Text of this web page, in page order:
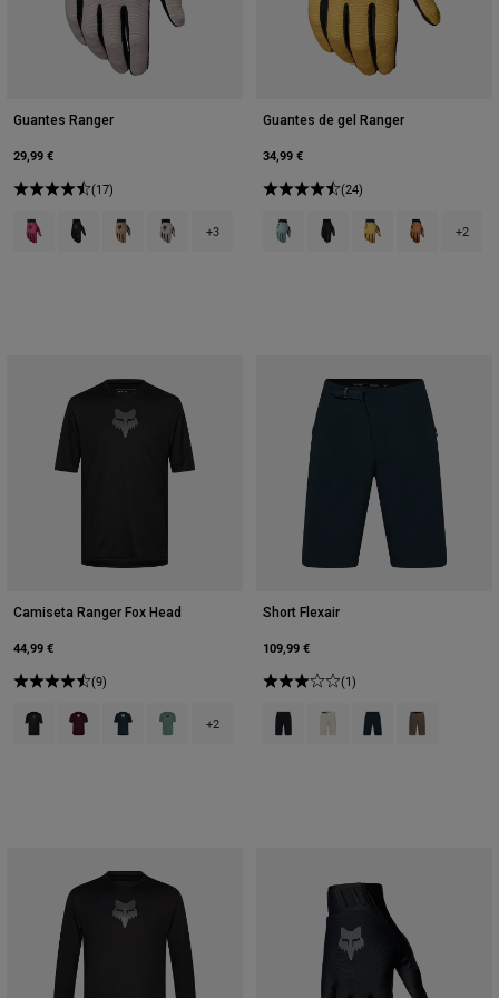
Guantes Ranger
29,99 €
(17)
Product swatch type of Berry.
Product swatch type of Negro.
Product swatch type of Marrón Azúcar.
Product swatch type of Blanco tiza.
+3
Guantes de gel Ranger
34,99 €
(24)
Product swatch type of Arctic
Product swatch type of
Product swatch
Product+2
Camiseta Ranger Fox Head
44,99 €
(9)
Product swatch type of Negro.
Product swatch type of Granate oscuro.
Product swatch type of Galaxy Blue.
Product swatch type of Verde Pino.
+2
Short Flexair
109,99 €
(1)
Product swatch type of Negro.
Product swatch type of
Product swatch
Product